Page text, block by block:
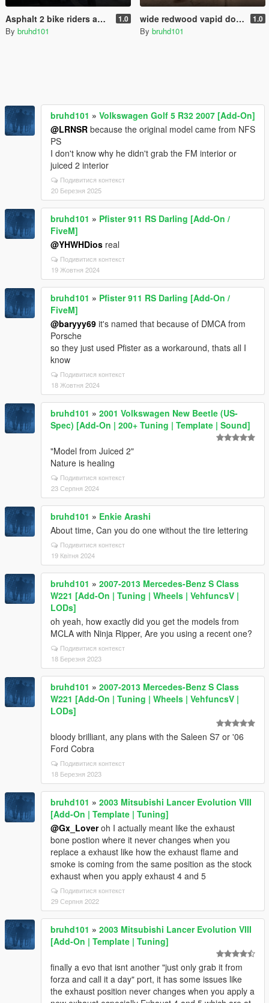
Asphalt 2 bike riders and drivers [Menyoo] 1.0
By bruhd101
wide redwood vapid dominator [MENYOO] 1.0
By bruhd101
bruhd101 » Volkswagen Golf 5 R32 2007 [Add-On]
@LRNSR because the original model came from NFS
PS
I don't know why he didn't grab the FM interior or
juiced 2 interior
Подивитися контекст
20 Березня 2025
bruhd101 » Pfister 911 RS Darling [Add-On /
FiveM]
@YHWHDios real
Подивитися контекст
19 Жовтня 2024
bruhd101 » Pfister 911 RS Darling [Add-On /
FiveM]
@baryyy69 it's named that because of DMCA from
Porsche
so they just used Pfister as a workaround, thats all I
know
Подивитися контекст
18 Жовтня 2024
bruhd101 » 2001 Volkswagen New Beetle (US-
Spec) [Add-On | 200+ Tuning | Template | Sound]
"Model from Juiced 2"
Nature is healing
Подивитися контекст
23 Серпня 2024
bruhd101 » Enkie Arashi
About time, Can you do one without the tire lettering
Подивитися контекст
19 Квітня 2024
bruhd101 » 2007-2013 Mercedes-Benz S Class
W221 [Add-On | Tuning | Wheels | VehfuncsV |
LODs]
oh yeah, how exactly did you get the models from
MCLA with Ninja Ripper, Are you using a recent one?
Подивитися контекст
18 Березня 2023
bruhd101 » 2007-2013 Mercedes-Benz S Class
W221 [Add-On | Tuning | Wheels | VehfuncsV |
LODs]
bloody brilliant, any plans with the Saleen S7 or '06
Ford Cobra
Подивитися контекст
18 Березня 2023
bruhd101 » 2003 Mitsubishi Lancer Evolution VIII
[Add-On | Template | Tuning]
@Gx_Loveroh I actually meant like the exhaust
bone postion where it never changes when you
replace a exhaust like how the exhaust flame and
smoke is coming from the same position as the stock
exhaust when you apply exhaust 4 and 5
Подивитися контекст
29 Серпня 2022
bruhd101 » 2003 Mitsubishi Lancer Evolution VIII
[Add-On | Template | Tuning]
finally a evo that isnt another "just only grab it from
forza and call it a day" port, it has some issues like
the exhaust position never changes when you apply a